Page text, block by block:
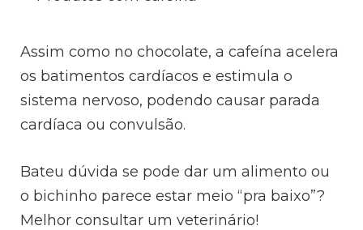
Assim como no chocolate, a cafeína acelera
os batimentos cardíacos e estimula o
sistema nervoso, podendo causar parada
cardíaca ou convulsão.
Bateu dúvida se pode dar um alimento ou
o bichinho parece estar meio “pra baixo”?
Melhor consultar um veterinário!